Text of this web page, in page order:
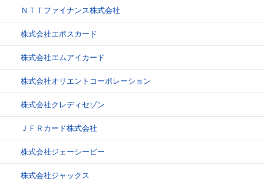
ＮＴＴファイナンス株式会社
株式会社エポスカード
株式会社エムアイカード
株式会社オリエントコーポレーション
株式会社クレディセゾン
ＪＦＲカード株式会社
株式会社ジェーシービー
株式会社ジャックス